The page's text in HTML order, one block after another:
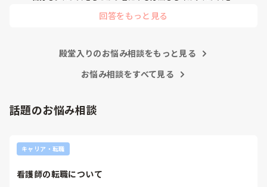
回答をもっと見る
殿堂入りのお悩み相談をもっと見る
お悩み相談をすべて見る
話題のお悩み相談
キャリア・転職
看護師の転職について